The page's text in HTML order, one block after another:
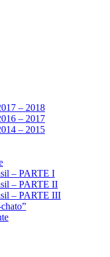
– 2018
– 2017
– 2015
– PARTE I
– PARTE II
– PARTE III